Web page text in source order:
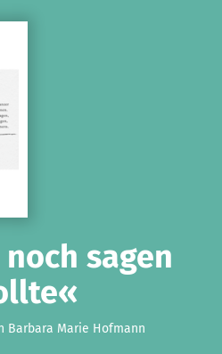
sagen
Barbara Marie Hofmann